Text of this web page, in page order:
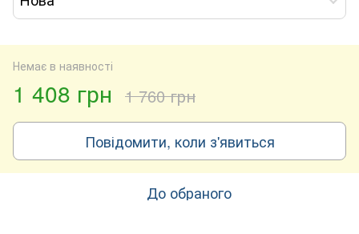
Немає в наявності
1 408 грн 1 760 грн
Повідомити, коли з'явиться
До обраного